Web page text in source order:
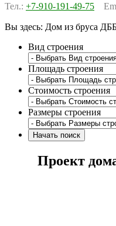
Тел.: +7-910-191-49-75
Вы здесь: Дом из бруса
Вид строения
Площадь строения
Стоимость строения
Размеры строения
Проект